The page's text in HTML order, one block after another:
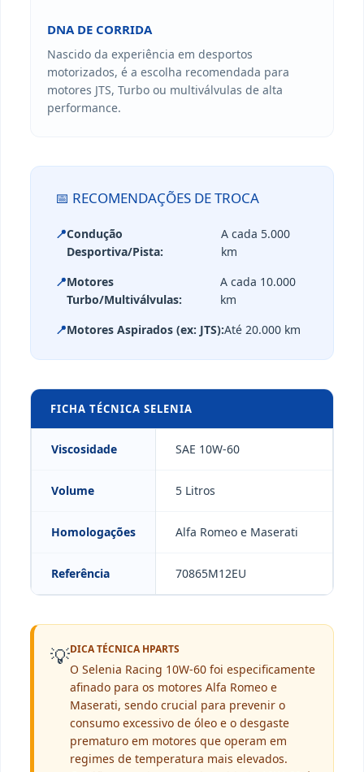
DNA DE CORRIDA
Nascido da experiência em desportos
motorizados, é a escolha recomendada para
motores JTS, Turbo ou multiválvulas de alta
performance.
📅 RECOMENDAÇÕES DE TROCA
📍Condução
Desportiva/Pista:
A cada 5.000
km
📍Motores
Turbo/Multiválvulas:
A cada 10.000
km
📍Motores Aspirados (ex: JTS):Até 20.000 km
FICHA TÉCNICA SELENIA
Viscosidade SAE 10W-60
Volume 5 Litros
Homologações Alfa Romeo e Maserati
Referência 70865M12EU
💡DICA TÉCNICA HPARTS
O Selenia Racing 10W-60 foi especificamente
afinado para os motores Alfa Romeo e
Maserati, sendo crucial para prevenir o
consumo excessivo de óleo e o desgaste
prematuro em motores que operam em
regimes de temperatura mais elevados.